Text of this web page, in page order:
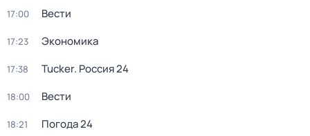
17:00 Вести
17:23 Экономика
17:38 Tucker. Россия 24
18:00 Вести
18:21 Погода 24